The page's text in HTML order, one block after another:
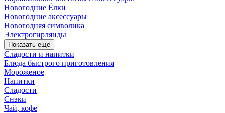
Новогодние Ёлки
Новогодние аксессуары
Новогодняя символика
Электрогирлянды
Показать еще
Сладости и напитки
Блюда быстрого приготовления
Мороженое
Напитки
Сладости
Снэки
Чай, кофе